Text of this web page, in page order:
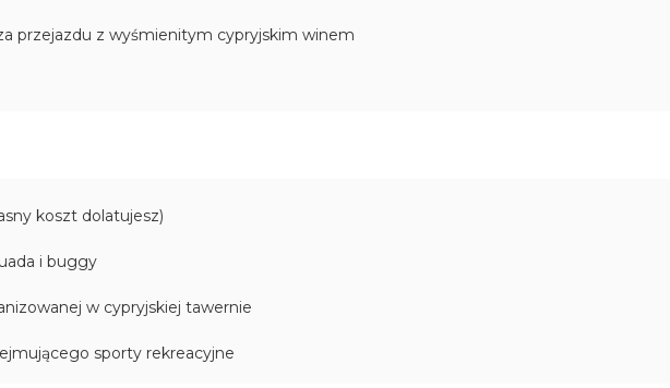
przejazdu z wyśmienitym cypryjskim winem
koszt dolatujesz)
i buggy
w cypryjskiej tawernie
sporty rekreacyjne